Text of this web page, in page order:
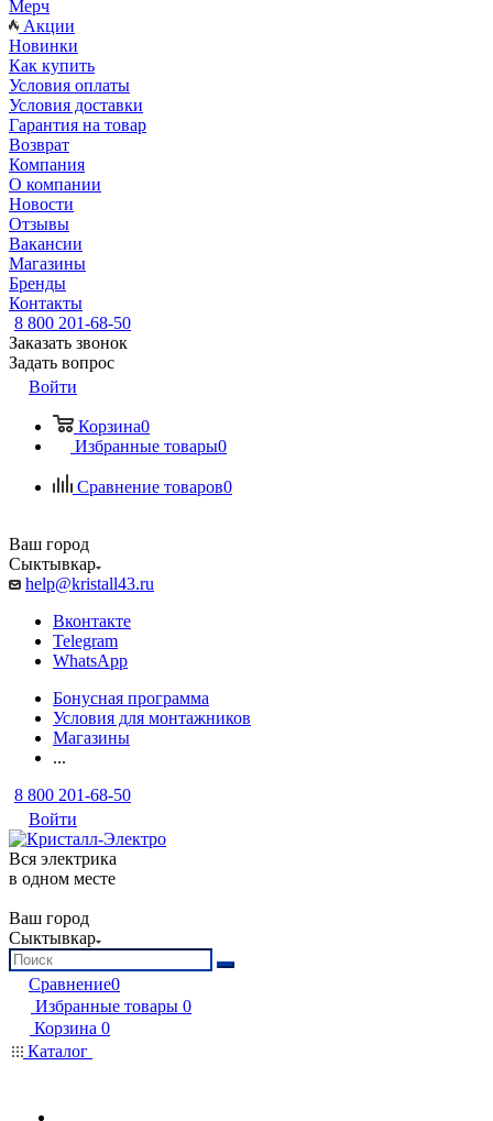
Мерч
Акции
Новинки
Как купить
Условия оплаты
Условия доставки
Гарантия на товар
Возврат
Компания
О компании
Новости
Отзывы
Вакансии
Магазины
Бренды
Контакты
8 800 201-68-50
Заказать звонок
Задать вопрос
Войти
Корзина0
Избранные товары0
Сравнение товаров0
Ваш город
Сыктывкар
help@kristall43.ru
Вконтакте
Telegram
WhatsApp
Бонусная программа
Условия для монтажников
Магазины
...
8 800 201-68-50
Войти
Вся электрика
в одном месте
Ваш город
Сыктывкар
Сравнение0
Избранные товары 0
Корзина 0
Каталог